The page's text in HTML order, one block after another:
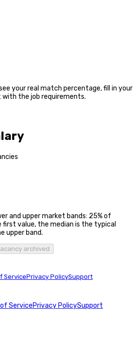
your real match percentage, fill in your
the job requirements.
and upper market bands: 25% of
value, the median is the typical
upper band.
archived
ServicePrivacy PolicySupport
ServicePrivacy PolicySupport